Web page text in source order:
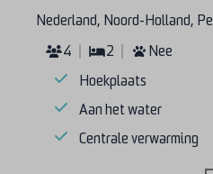
Nederland, Noord-Holland,
4
2
Nee
Hoekplaats
Aan het water
Centrale verwarming